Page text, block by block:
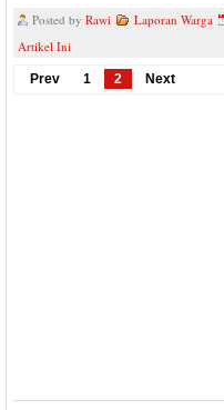
Posted by Rawi Laporan Warga
Artikel Ini
Prev 1 2 Next